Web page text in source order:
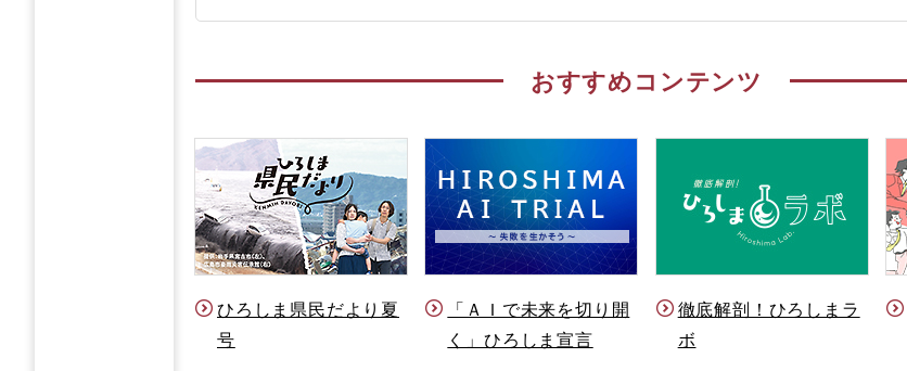
おすすめコンテンツ
ひろしま県民だより夏
号
「ＡＩで未来を切り開
く」ひろしま宣言
徹底解剖！ひろしまラ
ボ